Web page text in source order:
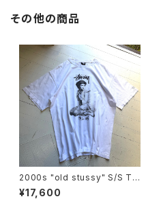
その他の商品
2000s "old stussy" S/S T-
shirt
¥17,600